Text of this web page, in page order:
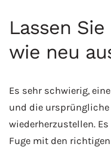
Lassen
wie neu
Es sehr schwierig,
und die ursprüngliche
wiederherzustellen.
Fuge mit den